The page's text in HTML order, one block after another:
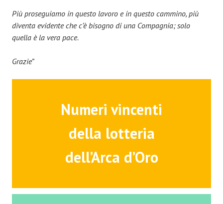
Più proseguiamo in questo lavoro e in questo cammino, più
diventa evidente che c’è bisogno di una Compagnia; solo
quella è la vera pace.
Grazie”
Numeri vincenti
della lotteria
dell’Arca d’Oro